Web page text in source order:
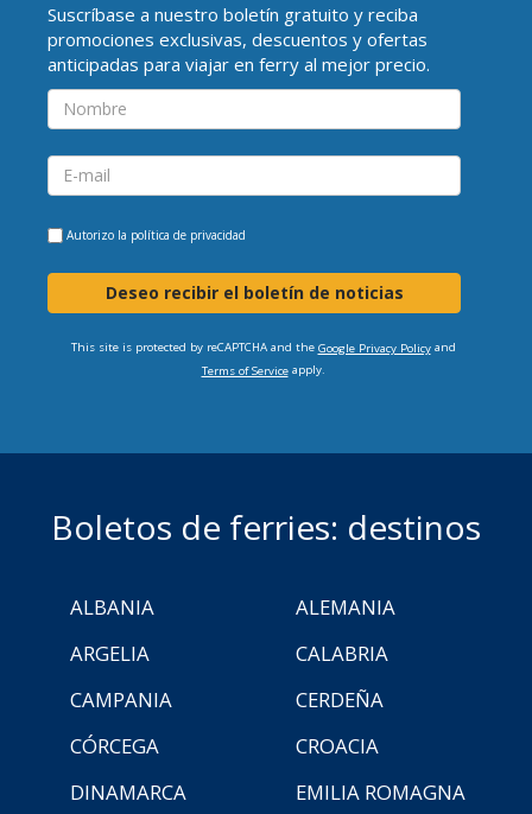
Suscríbase a nuestro boletín gratuito y reciba
promociones exclusivas, descuentos y ofertas
anticipadas para viajar en ferry al mejor precio.
Autorizo la política de privacidad
Deseo recibir el boletín de noticias
This site is protected by reCAPTCHA and the Google Privacy Policyand
Terms of Serviceapply.
Boletos de ferries: destinos
ALBANIA
ALEMANIA
ARGELIA
CALABRIA
CAMPANIA
CERDEÑA
CÓRCEGA
CROACIA
DINAMARCA
EMILIA ROMAGNA